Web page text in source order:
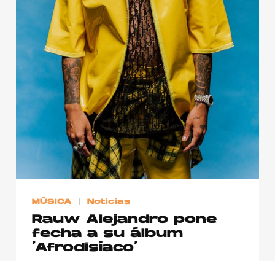
MÚSICA Noticias
Rauw Alejandro pone
fecha a su álbum
‘Afrodisíaco’